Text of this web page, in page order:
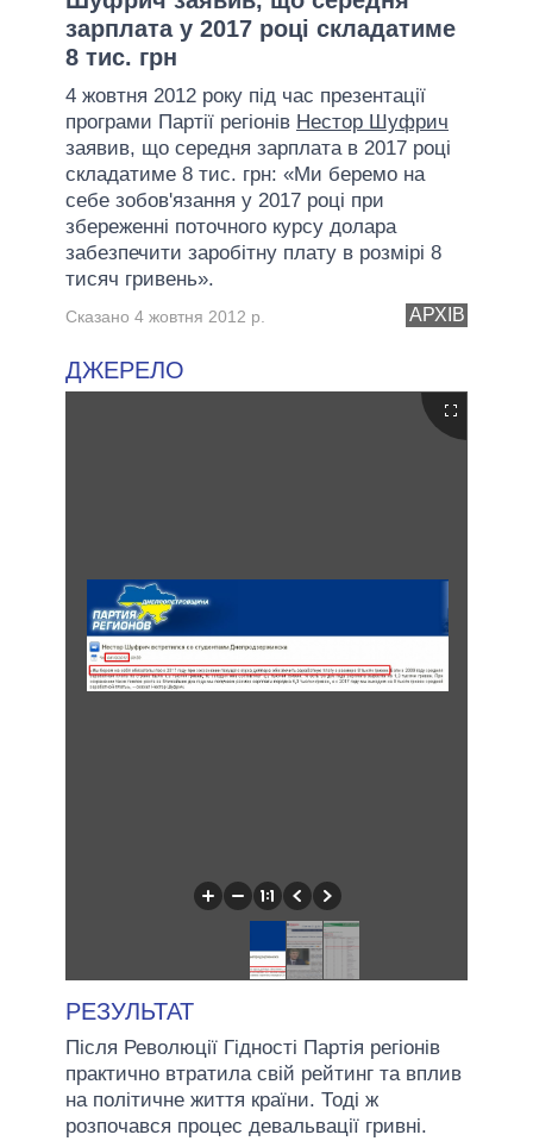
зарплата у 2017 році складатиме
8 тис. грн
4 жовтня 2012 року під час презентації
програми Партії регіонів Нестор Шуфрич
заявив, що середня зарплата в 2017 році
складатиме 8 тис. грн: «Ми беремо на
себе зобов'язання у 2017 році при
збереженні поточного курсу долара
забезпечити заробітну плату в розмірі 8
тисяч гривень».
АРХІВ
Сказано 4 жовтня 2012 р.
ДЖЕРЕЛО
РЕЗУЛЬТАТ
Після Революції Гідності Партія регіонів
практично втратила свій рейтинг та вплив
на політичне життя країни. Тоді ж
розпочався процес девальвації гривні.